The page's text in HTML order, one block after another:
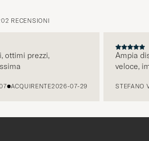
RECENSIONI
ottimi prezzi,
ACQUIRENTE2026-07-29
Ampia
veloce,
STEFANO